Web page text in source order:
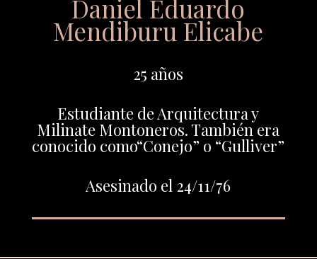
Daniel Eduardo
Mendiburu Elicabe
25 años
Estudiante de Arquitectura y
Milinate Montoneros. También era
conocido como“Conejo” o “Gulliver”
Asesinado el 24/11/76